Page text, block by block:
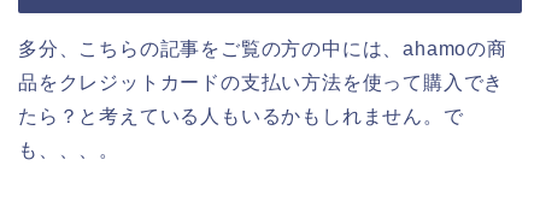
多分、こちらの記事をご覧の方の中には、ahamoの商
品をクレジットカードの支払い方法を使って購入でき
たら？と考えている人もいるかもしれません。で
も、、、。